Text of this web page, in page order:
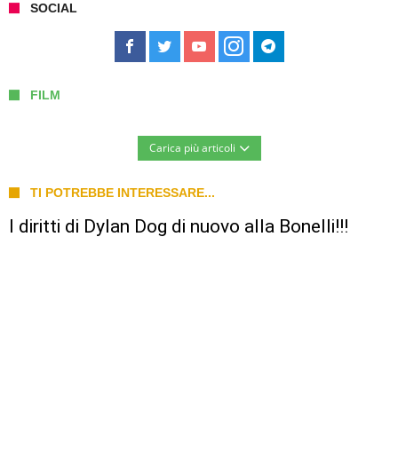
SOCIAL
FILM
Carica più articoli
TI POTREBBE INTERESSARE...
I diritti di Dylan Dog di nuovo alla Bonelli!!!